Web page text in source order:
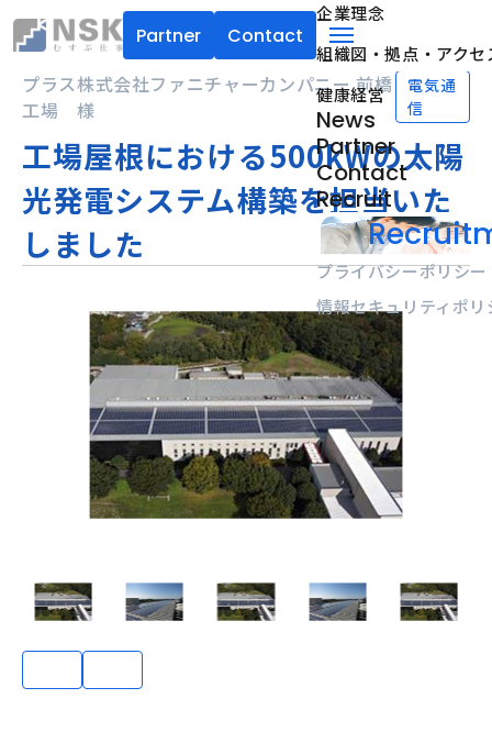
NSK株式会社
Partner Contact
menu
企業理念
組織図・拠点・アクセ
健康経営
News
Partner
Contact
Recruit
プライバシーポリシー
情報セキュリティポリ
プラス株式会社ファニチャーカンパニー 前橋
工場 様
電気通
信
工場屋根における500kWの太陽
光発電システム構築を担当いた
しました